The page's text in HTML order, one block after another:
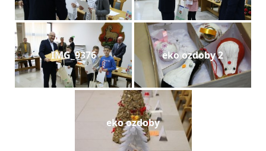
IMG_9376 eko ozdoby 2
eko ozdoby